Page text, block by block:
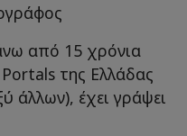
από 15 χρόνια
της Ελλάδας
άλλων), έχει γράψει